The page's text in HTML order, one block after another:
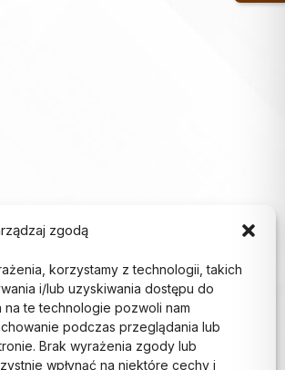
zgodą
korzystamy z technologii, takich
i/lub uzyskiwania dostępu do
te technologie pozwoli nam
podczas przeglądania lub
Brak wyrażenia zgody lub
wpłynąć na niektóre cechy i